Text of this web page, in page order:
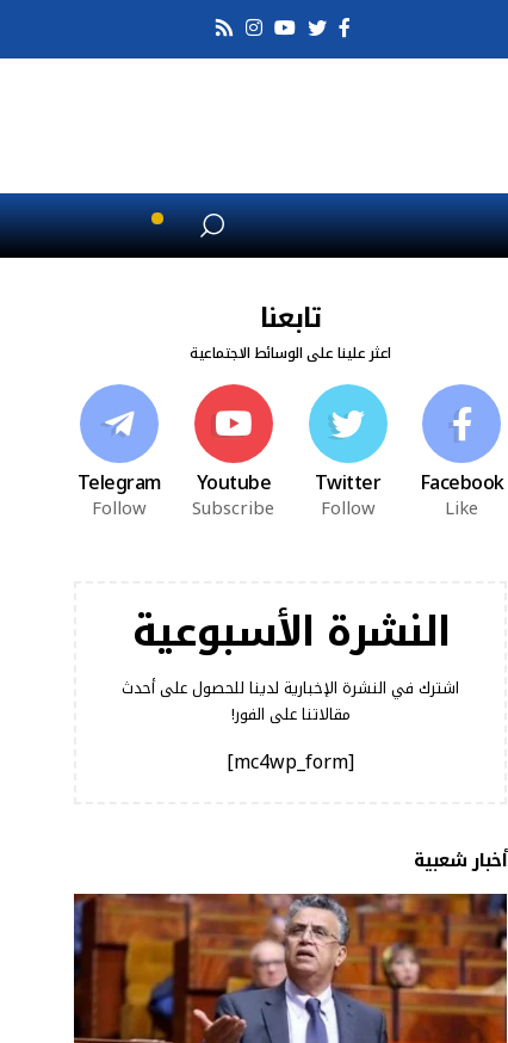
تابعنا
اعثر علينا على الوسائط الاجتماعية
Facebook
Like
Twitter
Follow
Youtube
Subscribe
Telegram
Follow
النشرة الأسبوعية
اشترك في النشرة الإخبارية لدينا للحصول على أحدث
مقالاتنا على الفور!
[mc4wp_form]
أخبار شعبية